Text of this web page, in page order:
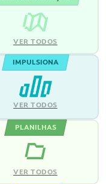
VER TODOS
IMPULSIONA
VER TODOS
PLANILHAS
VER TODOS